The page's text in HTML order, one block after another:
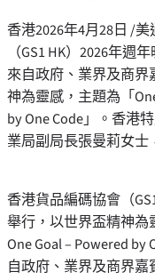
香港2026年4月28日 /美
（GS1 HK）2026年週
來自政府、業界及商界
神為靈感，主題為「
by One Code」。香港
業局副局長張曼莉女士
香港貨品編碼協會（
舉行，以世界盃精神為
One Goal – Powered by
自政府、業界及商界